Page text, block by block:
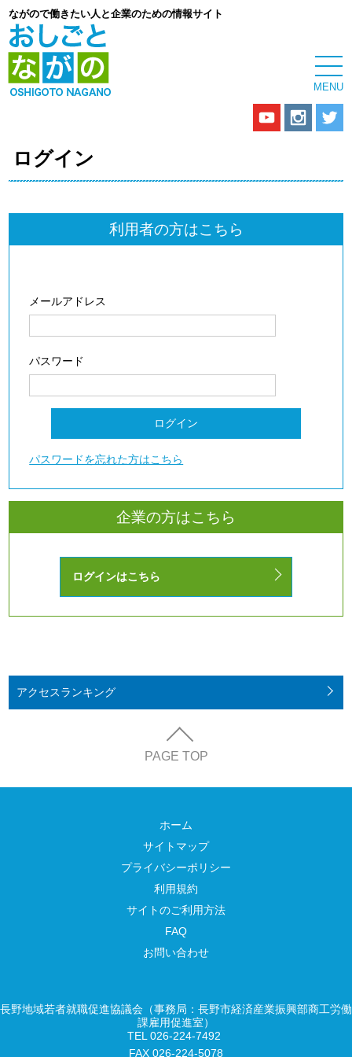
ながので働きたい人と企業のための情報サイト
ログイン
利用者の方はこちら
メールアドレス
パスワード
パスワードを忘れた方はこちら
企業の方はこちら
ログインはこちら
アクセスランキング
PAGE TOP
ホーム
サイトマップ
プライバシーポリシー
利用規約
サイトのご利用方法
FAQ
お問い合わせ
長野地域若者就職促進協議会（事務局：長野市経済産業振興部商工労働
課雇用促進室）
TEL 026-224-7492
FAX 026-224-5078